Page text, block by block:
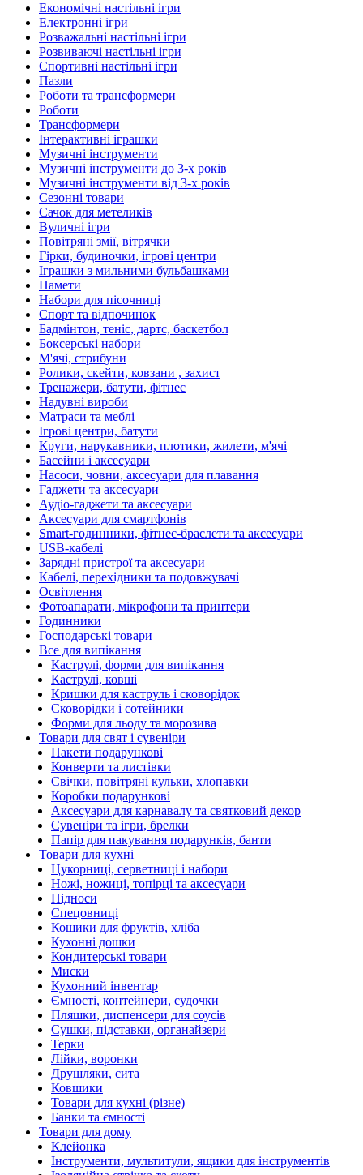
Економічні настільні ігри
Електронні ігри
Розважальні настільні ігри
Розвиваючі настільні ігри
Спортивні настільні ігри
Пазли
Роботи та трансформери
Роботи
Трансформери
Інтерактивні іграшки
Музичні інструменти
Музичні інструменти до 3-х років
Музичні інструменти від 3-х років
Сезонні товари
Сачок для метеликів
Вуличні ігри
Повітряні змії, вітрячки
Гірки, будиночки, ігрові центри
Іграшки з мильними бульбашками
Намети
Набори для пісочниці
Спорт та відпочинок
Бадмінтон, теніс, дартс, баскетбол
Боксерські набори
М'ячі, стрибуни
Ролики, скейти, ковзани , захист
Тренажери, батути, фітнес
Надувні вироби
Матраси та меблі
Ігрові центри, батути
Круги, нарукавники, плотики, жилети, м'ячі
Басейни і аксесуари
Насоси, човни, аксесуари для плавання
Гаджети та аксесуари
Аудіо-гаджети та аксесуари
Аксесуари для смартфонів
Smart-годинники, фітнес-браслети та аксесуари
USB-кабелі
Зарядні пристрої та аксесуари
Кабелі, перехідники та подовжувачі
Освітлення
Фотоапарати, мікрофони та принтери
Годинники
Господарські товари
Все для випікання
Каструлі, форми для випікання
Каструлі, ковші
Кришки для каструль і сковорідок
Сковорідки і сотейники
Форми для льоду та морозива
Товари для свят і сувеніри
Пакети подарункові
Конверти та листівки
Свічки, повітряні кульки, хлопавки
Коробки подарункові
Аксесуари для карнавалу та святковий декор
Сувеніри та ігри, брелки
Папір для пакування подарунків, банти
Товари для кухні
Цукорниці, серветниці і набори
Ножі, ножиці, топірці та аксесуари
Підноси
Спецовниці
Кошики для фруктів, хліба
Кухонні дошки
Кондитерські товари
Миски
Кухонний інвентар
Ємності, контейнери, судочки
Пляшки, диспенсери для соусів
Сушки, підставки, органайзери
Терки
Лійки, воронки
Друшляки, сита
Ковшики
Товари для кухні (різне)
Банки та ємності
Товари для дому
Клейонка
Інструменти, мультитули, ящики для інструментів